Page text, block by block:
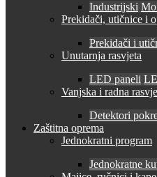
Industrijski
Prekidači, utičnice i
Prekidači i
Unutarnja rasvjeta
LED paneli
Vanjska i radna
Detektori
Zaštitna oprema
Jednokratni program
Jednokratne